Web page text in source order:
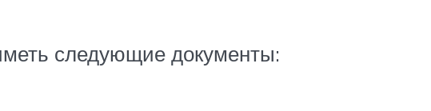
следующие документы: